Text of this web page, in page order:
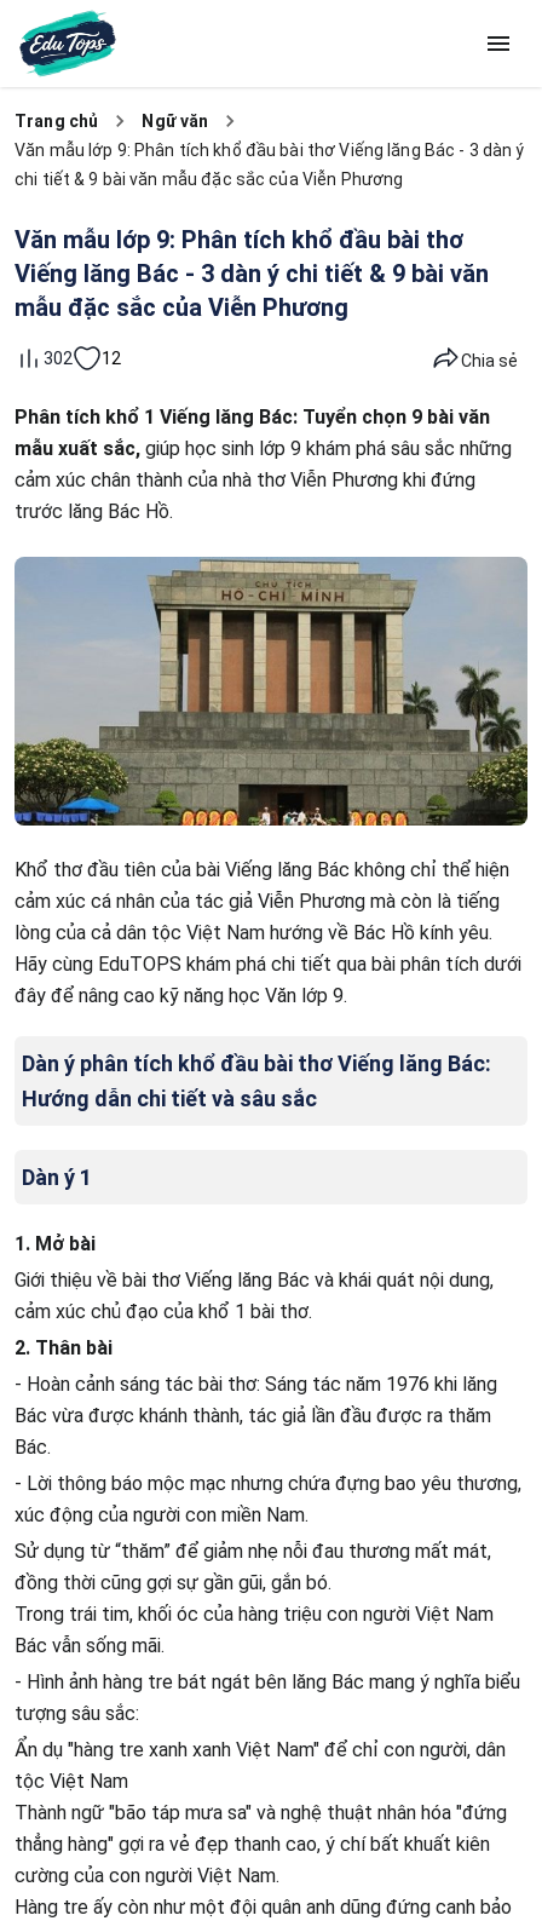
Trang chủ
Ngữ văn
Văn mẫu lớp 9: Phân tích khổ đầu bài thơ Viếng lăng Bác - 3 dàn ý
chi tiết & 9 bài văn mẫu đặc sắc của Viễn Phương
Văn mẫu lớp 9: Phân tích khổ đầu bài thơ
Viếng lăng Bác - 3 dàn ý chi tiết & 9 bài văn
mẫu đặc sắc của Viễn Phương
302 12 Chia sẻ
Phân tích khổ 1 Viếng lăng Bác: Tuyển chọn 9 bài văn
mẫu xuất sắc, giúp học sinh lớp 9 khám phá sâu sắc những
cảm xúc chân thành của nhà thơ Viễn Phương khi đứng
trước lăng Bác Hồ.
Khổ thơ đầu tiên của bài Viếng lăng Bác không chỉ thể hiện
cảm xúc cá nhân của tác giả Viễn Phương mà còn là tiếng
lòng của cả dân tộc Việt Nam hướng về Bác Hồ kính yêu.
Hãy cùng EduTOPS khám phá chi tiết qua bài phân tích dưới
đây để nâng cao kỹ năng học Văn lớp 9.
Dàn ý phân tích khổ đầu bài thơ Viếng lăng Bác:
Hướng dẫn chi tiết và sâu sắc
Dàn ý 1
1. Mở bài
Giới thiệu về bài thơ Viếng lăng Bác và khái quát nội dung,
cảm xúc chủ đạo của khổ 1 bài thơ.
2. Thân bài
- Hoàn cảnh sáng tác bài thơ: Sáng tác năm 1976 khi lăng
Bác vừa được khánh thành, tác giả lần đầu được ra thăm
Bác.
- Lời thông báo mộc mạc nhưng chứa đựng bao yêu thương,
xúc động của người con miền Nam.
Sử dụng từ “thăm” để giảm nhẹ nỗi đau thương mất mát,
đồng thời cũng gợi sự gần gũi, gắn bó.
Trong trái tim, khối óc của hàng triệu con người Việt Nam
Bác vẫn sống mãi.
- Hình ảnh hàng tre bát ngát bên lăng Bác mang ý nghĩa biểu
tượng sâu sắc:
Ẩn dụ "hàng tre xanh xanh Việt Nam" để chỉ con người, dân
tộc Việt Nam
Thành ngữ "bão táp mưa sa" và nghệ thuật nhân hóa "đứng
thẳng hàng" gợi ra vẻ đẹp thanh cao, ý chí bất khuất kiên
cường của con người Việt Nam.
Hàng tre ấy còn như một đội quân anh dũng đứng canh bảo